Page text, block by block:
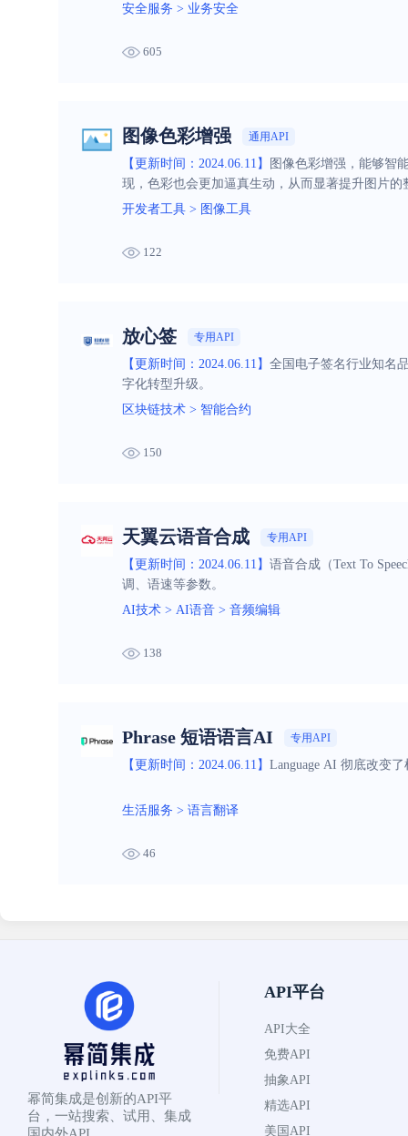
安全服务 > 业务安全
605
图像色彩增强 通用API
【更新时间：2024.06.11】
图像色彩增强，能够智
现，色彩也会更加逼真生动，从而显著提升图片的
开发者工具 > 图像工具
122
放心签 专用API
【更新时间：2024.06.11】 全国电子签名行业知名
字化转型升级。
区块链技术 > 智能合约
150
天翼云语音合成 专用API
【更新时间：2024.06.11】 语音合成（Text To
调、语速等参数。
AI技术 > AI语音 > 音频编辑
138
Phrase 短语语言AI 专用API
【更新时间：2024.06.11】 Language AI 彻底改变
生活服务 > 语言翻译
46
幂简集成是创新的API平
台，一站搜索、试用、集成
API平台
API大全
免费API
抽象API
精选API
美国API